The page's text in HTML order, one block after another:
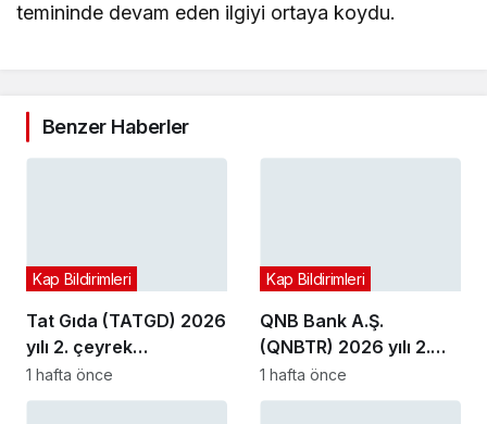
temininde devam eden ilgiyi ortaya koydu.
Benzer Haberler
Tat Gıda (TATGD) 2026
yılı 2. çeyrek
bilançosunu açıkladı
Kap Bildirimleri
1 hafta önce
QNB Bank A.Ş.
(QNBTR) 2026 yılı 2.
çeyrek bilançosunu
açıkladı
Kap Bildirimleri
1 hafta önce